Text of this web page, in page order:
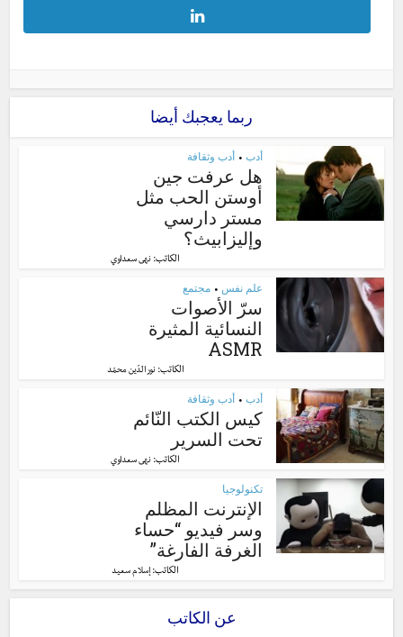
ربما يعجبك أيضا
أدب • أدب وثقافة
هل عرفت جين
أوستن الحب مثل
مستر دارسي
وإليزابيث؟
الكاتب: نهى سعداوي
علم نفس • مجتمع
سرّ الأصوات
النسائية المثيرة
ASMR
الكاتب:نور الدّين محمّد
أدب • أدب وثقافة
كيس الكتب النّائم
تحت السرير
الكاتب: نهى سعداوي
تكنولوجيا
الإنترنت المظلم
وسر فيديو “حساء
الغرفة الفارغة”
الكاتب: إسلام سعيد
عن الكاتب